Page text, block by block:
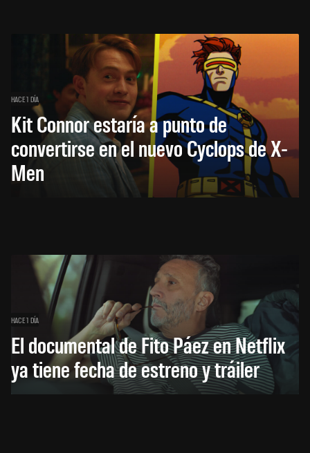
HACE 1 DÍA
Kit Connor estaría a punto de
convertirse en el nuevo Cyclops de X-
Men
HACE 1 DÍA
El documental de Fito Páez en Netflix
ya tiene fecha de estreno y tráiler